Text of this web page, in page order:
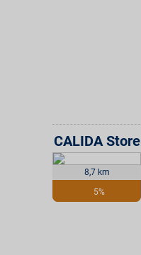
8,7 km
5%
CALIDA Store